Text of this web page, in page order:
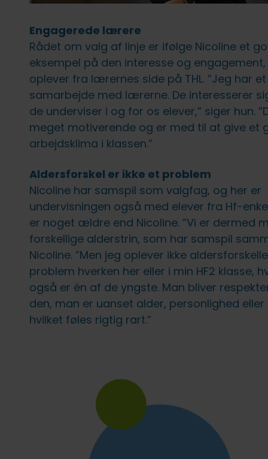
Engagerede lærere
Rådet om valg af linje er ifølge Nicoline et
eksempel på den interesse og engagement,
oplever fra lærernes side på THL. ”Jeg har
samarbejde med lærerne. De interesserer
de underviser i og for os elever,” siger hun.
meget motiverende og er med til at give et
arbejdsklima i klassen.”
Aldersforskel er ikke et problem
Nicoline har samspil som valgfag, og her er
undervisningen også med elever fra Hf-
er noget ældre end Nicoline. ”Vi er dermed
forskellige alderstrin, som har samspil
Nicoline. ”Men jeg oplever ikke
problem hverken her eller i min HF2 klasse,
også er én af de yngste. Man bliver
den, man er uanset alder, personlighed eller
hvilket føles rigtig rart.”